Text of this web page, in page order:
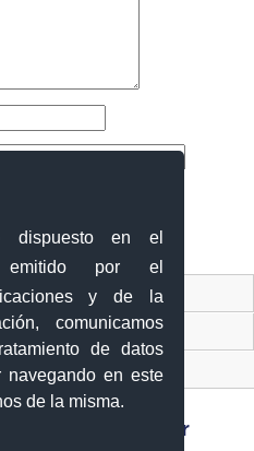
dispuesto en el
por el
y de la
comunicamos
de datos
navegando en este
de la misma.
Comercio Exterior
Información (SNI)